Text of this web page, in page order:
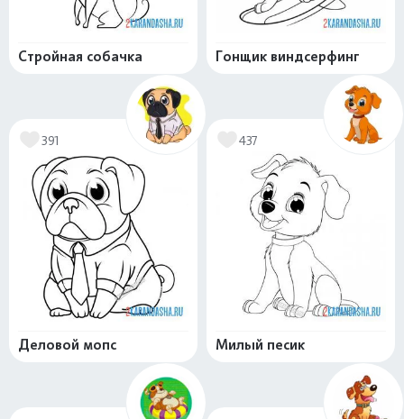
Стройная собачка Гонщик виндсерфинг
391
Деловой мопс
437
Милый песик